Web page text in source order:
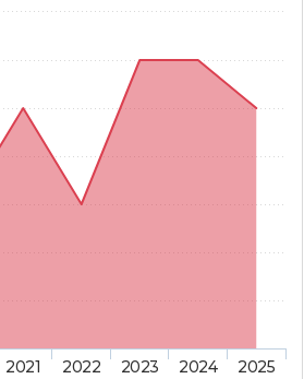
2021 2022 2023 2024 2025